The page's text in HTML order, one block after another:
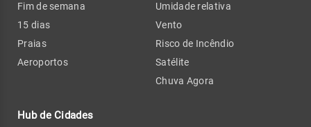
Fim de semana
15 dias
Praias
Aeroportos
Hub de Cidades
Umidade relativa
Vento
Risco de Incêndio
Satélite
Chuva Agora